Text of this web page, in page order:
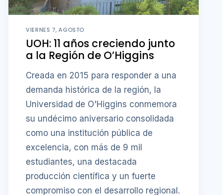
VIERNES 7, AGOSTO
UOH: 11 años creciendo junto
a la Región de O’Higgins
Creada en 2015 para responder a una
demanda histórica de la región, la
Universidad de O'Higgins conmemora
su undécimo aniversario consolidada
como una institución pública de
excelencia, con más de 9 mil
estudiantes, una destacada
producción científica y un fuerte
compromiso con el desarrollo regional.